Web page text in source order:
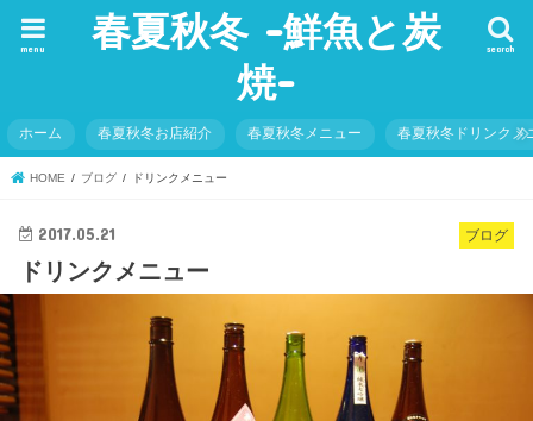
春夏秋冬 -鮮魚と炭
焼-
search
menu
ホーム 春夏秋冬お店紹介 春夏秋冬メニュー 春夏秋冬ドリンクメ
HOME ブログ ドリンクメニュー
ブログ
2017.05.21
ドリンクメニュー